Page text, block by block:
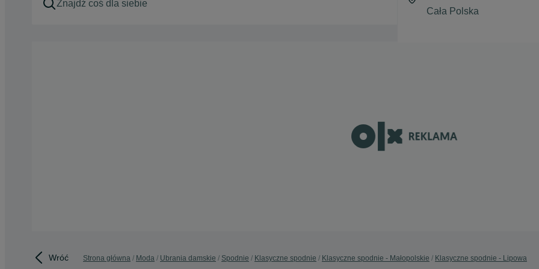
Wróć Strona główna Moda Ubrania damskie Spodnie Klasyczne spodnie Klasyczne spodnie - Małopolskie Klasyczne spodnie - Lipowa